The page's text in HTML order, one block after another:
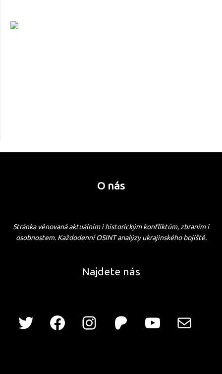
O nás
Stránka věnovaná aktuálním i historickým konfliktům, zbraním i
osobnostem. Každodenní OSINT analýzy ukrajinského bojiště.
Najdete nás